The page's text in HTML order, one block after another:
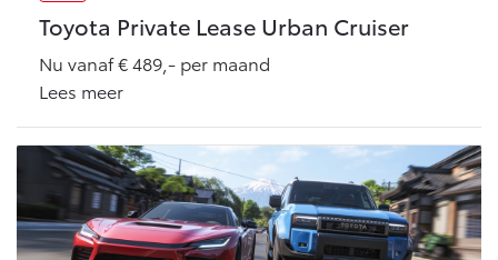
Proace Max (excl. BTW)
OOK ALS BATTERIJ-
ELEKTRISCH
Vanaf € 46.301,- Vanaf € 56.570,-
Toyota Private Lease Urban Cruiser
Nu vanaf € 489,- per maand
Lees meer